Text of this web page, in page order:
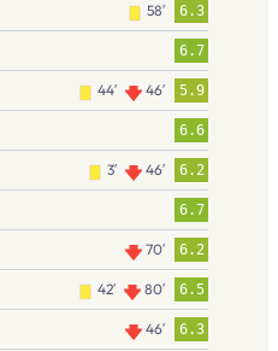
58′ 6.3
6.7
44′ 46′ 5.9
6.6
3′ 46′ 6.2
6.7
70′ 6.2
42′ 80′ 6.5
46′ 6.3